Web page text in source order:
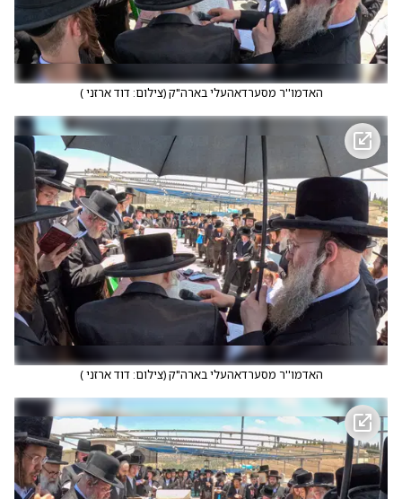
האדמו''ר מסערדאהעלי בארה"ק(צילום: דוד ארזני)
האדמו''ר מסערדאהעלי בארה"ק(צילום: דוד ארזני)